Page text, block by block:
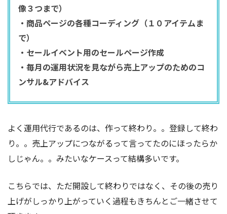
像３つまで）
・商品ページの各種コーディング（１０アイテムま
で）
・セールイベント用のセールページ作成
・毎月の運用状況を見ながら売上アップのためのコ
ンサル&アドバイス
よく運用代行であるのは、作って終わり。。登録して終わ
り。。売上アップにつながるって言ってたのにほったらか
しじゃん。。みたいなケースって結構多いです。
こちらでは、ただ開設して終わりではなく、その後の売り
上げがしっかり上がっていく過程もきちんとご一緒させて